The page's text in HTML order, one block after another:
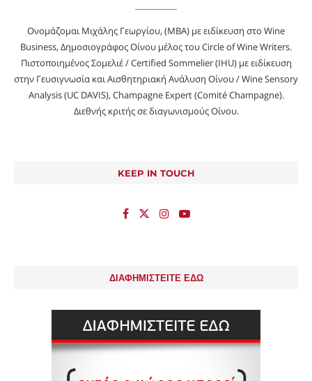
Ονομάζομαι Μιχάλης Γεωργίου, (MBA) με ειδίκευση στο Wine
Business, Δημοσιογράφος Οίνου μέλος του Circle of Wine Writers.
Πιστοποιημένος Σομελιέ / Certified Sommelier (IHU) με ειδίκευση
στην Γευσιγνωσία και Αισθητηριακή Ανάλυση Οίνου / Wine Sensory
Analysis (UC DAVIS), Champagne Expert (Comité Champagne).
Διεθνής κριτής σε διαγωνισμούς Οίνου.
KEEP IN TOUCH
ΔΙΑΦΗΜΙΣΤΕΙΤΕ ΕΔΩ